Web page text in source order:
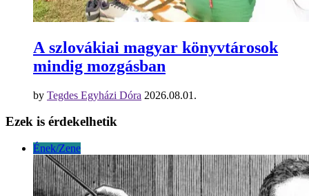
A szlovákiai magyar könyvtárosok
mindig mozgásban
by Tegdes Egyházi Dóra 2026.08.01.
Ezek is érdekelhetik
Ének/Zene